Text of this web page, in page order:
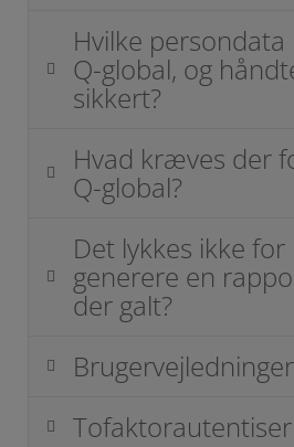
Hvilke
Q-global, og
sikkert?
Hvad kræves der
Q-global?
Det lykkes ikke for
generere en
der galt?
Brugervejledninger